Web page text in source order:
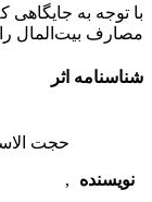
با توجه به
مصارف بیت‌المال را
شناسنامه اثر
نویسنده
حجت
,